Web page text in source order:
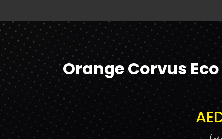
Orange Corvus